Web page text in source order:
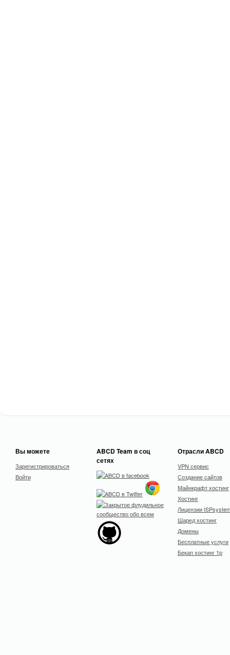
Вы можете
Зарегистрироваться
Войти
ABCD Team в соц
сетях
Отрасли ABCD
VPN сервис
Создание сайтов
Майнкрафт хостинг
Хостинг
Лицензии
Шаред хостинг
Домены
Бесплатные услуги
Бекап хостинг 1р